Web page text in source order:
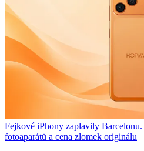
Fejkové iPhony zaplavily
fotoaparátů a cena zlomek originálu